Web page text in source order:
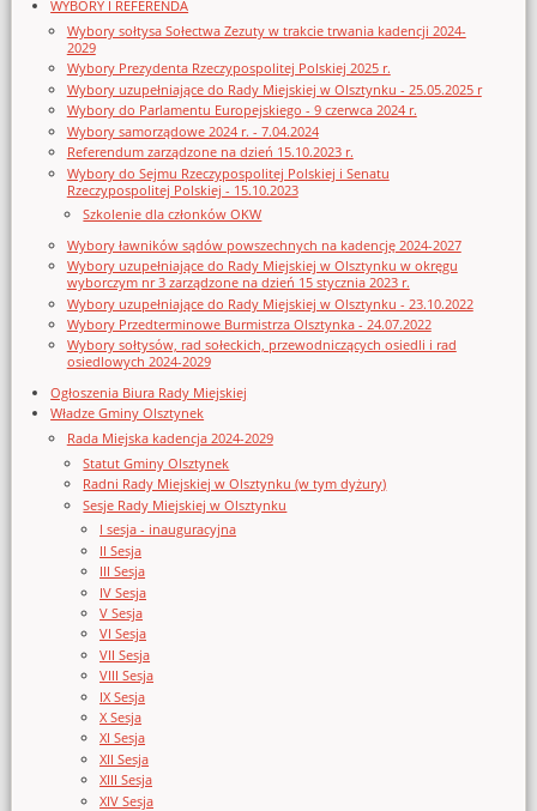
WYBORY I REFERENDA
Wybory sołtysa Sołectwa Zezuty w trakcie trwania kadencji 2024-
2029
Wybory Prezydenta Rzeczypospolitej Polskiej 2025 r.
Wybory uzupełniające do Rady Miejskiej w Olsztynku - 25.05.2025 r
Wybory do Parlamentu Europejskiego - 9 czerwca 2024 r.
Wybory samorządowe 2024 r. - 7.04.2024
Referendum zarządzone na dzień 15.10.2023 r.
Wybory do Sejmu Rzeczypospolitej Polskiej i Senatu
Rzeczypospolitej Polskiej - 15.10.2023
Szkolenie dla członków OKW
Wybory ławników sądów powszechnych na kadencję 2024-2027
Wybory uzupełniające do Rady Miejskiej w Olsztynku w okręgu
wyborczym nr 3 zarządzone na dzień 15 stycznia 2023 r.
Wybory uzupełniające do Rady Miejskiej w Olsztynku - 23.10.2022
Wybory Przedterminowe Burmistrza Olsztynka - 24.07.2022
Wybory sołtysów, rad sołeckich, przewodniczących osiedli i rad
osiedlowych 2024-2029
Ogłoszenia Biura Rady Miejskiej
Władze Gminy Olsztynek
Rada Miejska kadencja 2024-2029
Statut Gminy Olsztynek
Radni Rady Miejskiej w Olsztynku (w tym dyżury)
Sesje Rady Miejskiej w Olsztynku
I sesja - inauguracyjna
II Sesja
III Sesja
IV Sesja
V Sesja
VI Sesja
VII Sesja
VIII Sesja
IX Sesja
X Sesja
XI Sesja
XII Sesja
XIII Sesja
XIV Sesja